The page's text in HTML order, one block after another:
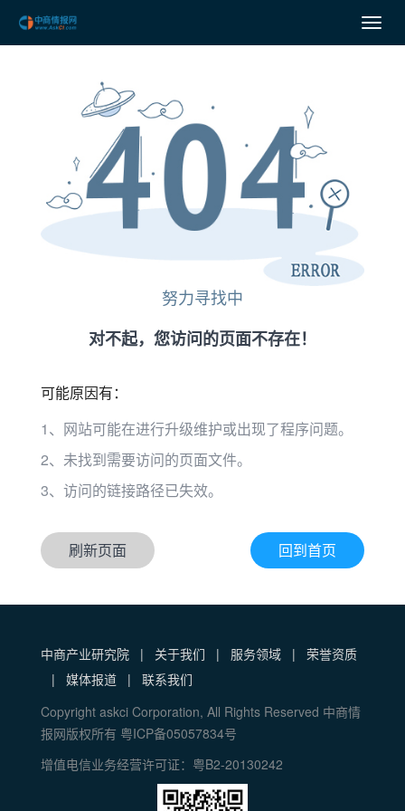
努力寻找中
对不起，您访问的页面不存在！
可能原因有：
1、网站可能在进行升级维护或出现了程序问题。
2、未找到需要访问的页面文件。
3、访问的链接路径已失效。
刷新页面 回到首页
中商产业研究院 | 关于我们 | 服务领域 |
荣誉资质
|
媒体报道 |
联系我们
Copyright askci Corporation, All Rights Reserved 中商情
报网版权所有 粤ICP备05057834号
增值电信业务经营许可证：粤B2-20130242